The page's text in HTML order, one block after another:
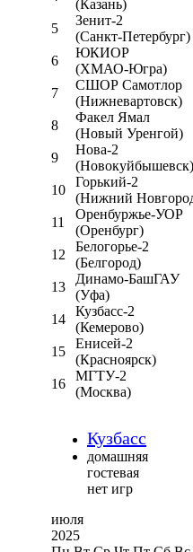
(Казань)
5
Зенит-2
(Санкт-Петербург)
6
ЮКИОР
(ХМАО-Югра)
7
СШОР Самотлор
(Нижневартовск)
8
Факел Ямал
(Новый Уренгой)
9
Нова-2
(Новокуйбышевск)
10
Горький-2
(Нижний
11
Оренбуржье-УОР
(Оренбург)
12
Белогорье-2
(Белгород)
13
Динамо-БашГАУ
(Уфа)
14
Кузбасс-2
(Кемерово)
15
Енисей-2
(Красноярск)
16
МГТУ-2
(Москва)
Кузбасс
домашняя
гостевая
нет игр
июля
2025